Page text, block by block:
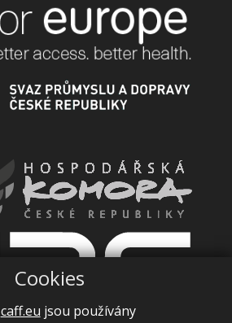
Cookies
caff.eu jsou používány